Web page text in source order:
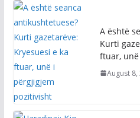
A është
Kurti
ftuar,
August 8,